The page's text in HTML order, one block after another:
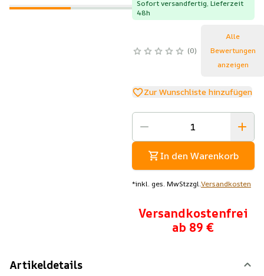
Sofort versandfertig, Lieferzeit
48h
0
Alle
Bewertungen
anzeigen
Zur Wunschliste hinzufügen
In den Warenkorb
*inkl. ges. MwStzzgl.Versandkosten
Versandkostenfrei
ab 89 €
Artikeldetails